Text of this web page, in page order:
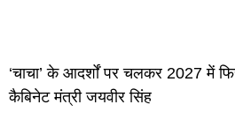
‘चाचा’ के आदर्शों पर चलकर 2027 में
कैबिनेट मंत्री जयवीर सिंह